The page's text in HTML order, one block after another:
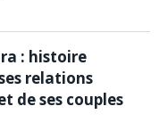
: histoire
relations
de ses couples